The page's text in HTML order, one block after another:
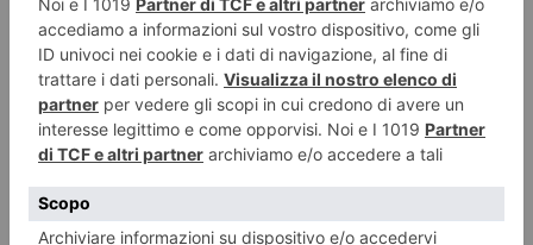
Senior).
Di seguito le medaglie di classe degli arcieri
piemontesi
Arco Olimpico
Alessandro Paoli (Iuvenilia) oro Junior con 585 punti
Aiko Rolando (Iuvenilia) bronzo Allieve con 557 punti